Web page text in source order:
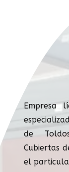
Empresa
de
Cubiertas
el